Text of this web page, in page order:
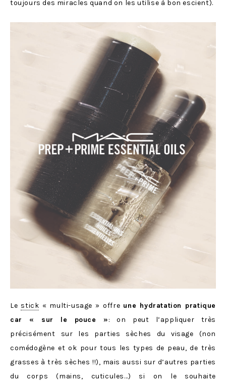
toujours des miracles quand on les utilise à bon escient).
Le stick « multi-usage » offre une hydratation pratique
car « sur le pouce »: on peut l’appliquer très
précisément sur les parties sèches du visage (non
comédogène et ok pour tous les types de peau, de très
grasses à très sèches !!), mais aussi sur d’autres parties
du corps (mains, cuticules…) si on le souhaite